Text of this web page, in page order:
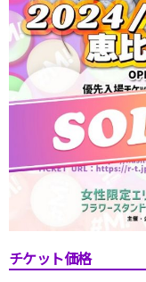
チケット価格